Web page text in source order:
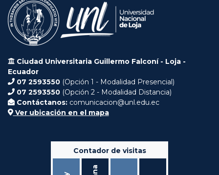
Ciudad Universitaria Guillermo Falconí - Loja -
Ecuador
07 2593550 (Opción 1 - Modalidad Presencial)
07 2593550 (Opción 2 - Modalidad Distancia)
Contáctanos: comunicacion@unl.edu.ec
Ver ubicación en el mapa
Contador de visitas